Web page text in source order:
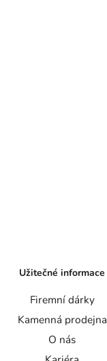
Užitečné informace
Firemní dárky
Kamenná prodejna
O nás